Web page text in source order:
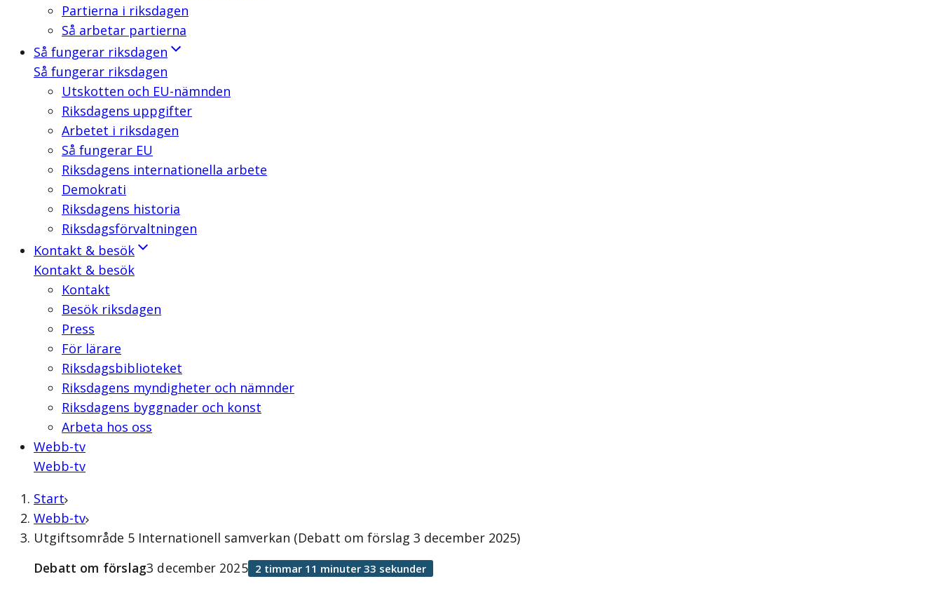
Partierna i riksdagen
Så arbetar partierna
Så fungerar riksdagen
Så fungerar riksdagen
Utskotten och EU-nämnden
Riksdagens uppgifter
Arbetet i riksdagen
Så fungerar EU
Riksdagens internationella arbete
Demokrati
Riksdagens historia
Riksdagsförvaltningen
Kontakt & besök
Kontakt & besök
Kontakt
Besök riksdagen
Press
För lärare
Riksdagsbiblioteket
Riksdagens myndigheter och nämnder
Riksdagens byggnader och konst
Arbeta hos oss
Webb-tv
Webb-tv
Start
Webb-tv
Utgiftsområde 5 Internationell samverkan (Debatt om förslag 3 december 2025)
Debatt om förslag3 december 2025 2 timmar 11 minuter 33 sekunder